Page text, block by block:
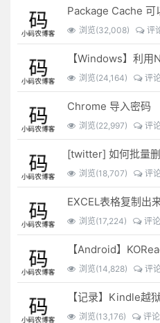
Package Cache 可
浏览(32,008) 评
浏览(24,164) 评
Chrome 导入密码
浏览(22,997) 评
[twitter] 如何批量
浏览(18,707) 评
浏览(17,224) 评
【Android】
浏览(14,828) 评
【记录】Kindle越
浏览(13,176) 评